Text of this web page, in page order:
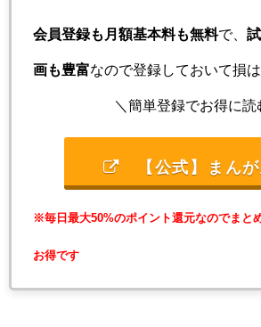
会員登録も月額基本料も無料で、
画も豊富なので登録しておいて損は
＼簡単登録でお得に読
【公式】まん
※毎日最大50%のポイント還元なのでまと
お得です